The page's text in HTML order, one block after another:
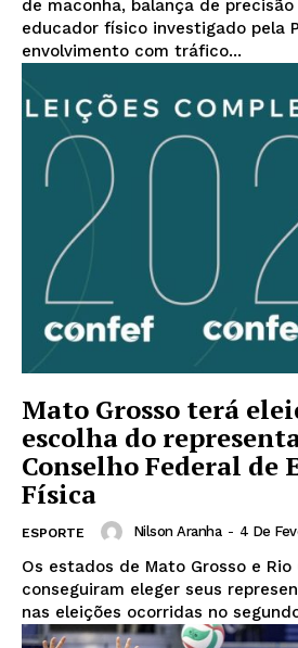
de maconha, balança de precisão e
educador físico investigado pela
envolvimento com tráfico...
Mato Grosso terá
escolha do
Conselho Federal de
Física
ESPORTE Nilson Aranha - 4 De
Os estados de Mato Grosso e
conseguiram eleger seus
nas eleições ocorridas no